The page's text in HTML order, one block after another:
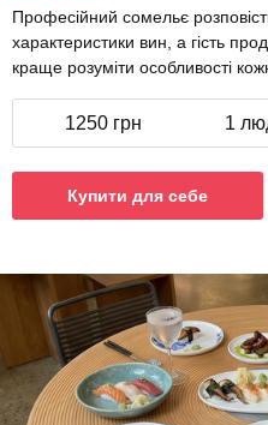
Професійний сомельє
характеристики вин, а гість
краще розуміти особливості
1250 грн 1
Купити для себе